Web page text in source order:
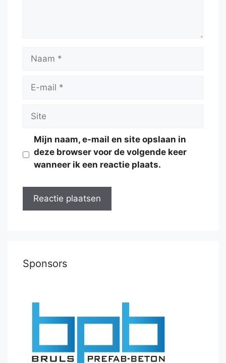
Naam
Site
Mijn naam, e-mail en site opslaan in
deze browser voor de volgende keer
wanneer ik een reactie plaats.
Sponsors